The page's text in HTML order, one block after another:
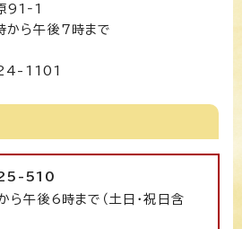
91‐1
から午後7時まで
1101
510
ら午後6時まで（土日・祝日含